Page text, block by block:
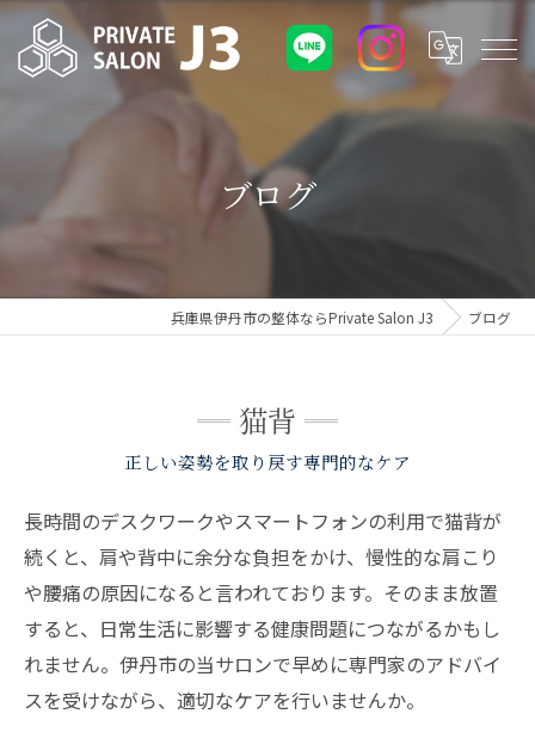
ブログ
兵庫県伊丹市の整体ならPrivate Salon J3 ブログ
猫背
正しい姿勢を取り戻す専門的なケア
長時間のデスクワークやスマートフォンの利用で猫背が
続くと、肩や背中に余分な負担をかけ、慢性的な肩こり
や腰痛の原因になると言われております。そのまま放置
すると、日常生活に影響する健康問題につながるかもし
れません。伊丹市の当サロンで早めに専門家のアドバイ
スを受けながら、適切なケアを行いませんか。